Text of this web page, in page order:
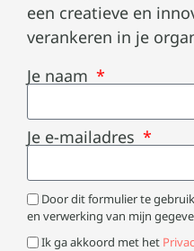
een creatieve en
verankeren in je
Je naam
Je e-mailadres
Door dit formulier te
en verwerking van mijn
Ik ga akkoord met het